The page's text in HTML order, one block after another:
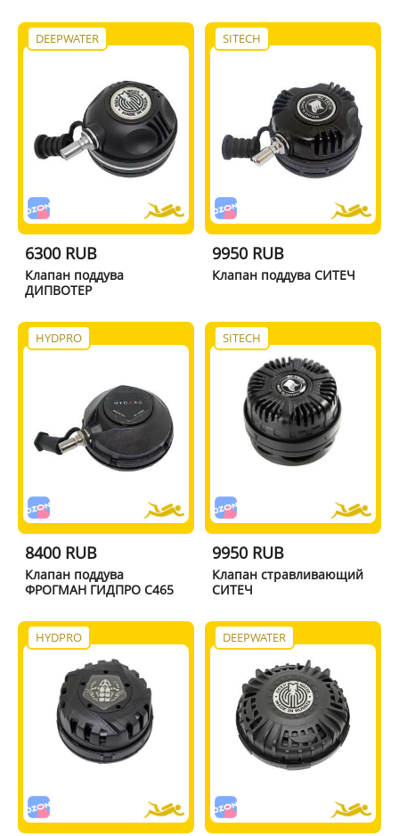
DEEPWATER
6300 RUB
Клапан поддува
ДИПВОТЕР
SITECH
9950 RUB
Клапан поддува СИТЕЧ
HYDPRO
8400 RUB
Клапан поддува
ФРОГМАН ГИДПРО C465
SITECH
9950 RUB
Клапан стравливающий
СИТЕЧ
HYDPRO DEEPWATER